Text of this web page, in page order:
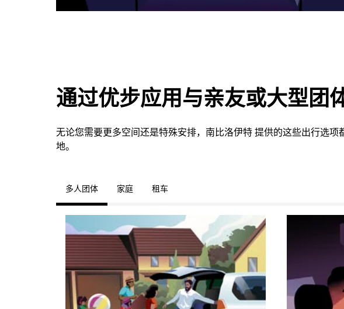
通过优步应用与亲友或大型团
无论您需要更多空间还是特殊安排，南比洛伊特 提供的这些出行选项
地。
多人团体 家庭 租车